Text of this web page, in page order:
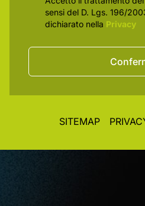
sensi del D. Lgs. 196/
dichiarato nella Privacy
SITEMAP